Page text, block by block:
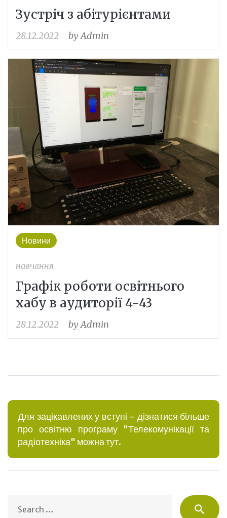
Зустріч з абітурієнтами
28.12.2022 byAdmin
Новини
навчання
Графік роботи освітнього
хабу в аудиторії 4-43
28.12.2022 byAdmin
Для зацікавлених у вступі - дізнатися більше
про освітню програму "Телекомунікації та
радіотехніка" можна тут.
search